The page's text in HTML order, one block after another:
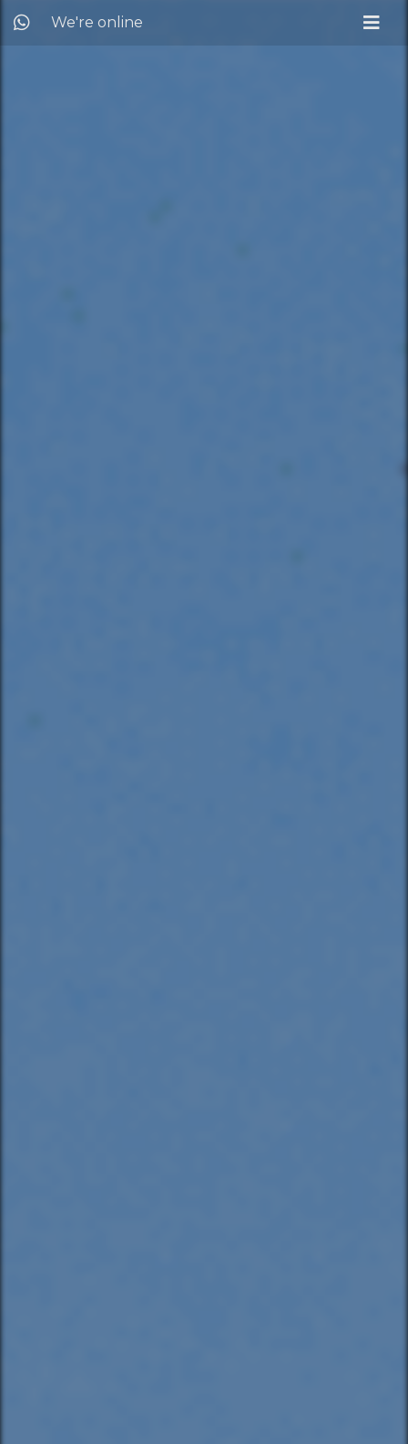
We're online